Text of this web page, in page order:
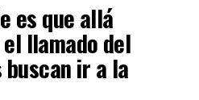
es que allá
llamado del
buscan ir a la